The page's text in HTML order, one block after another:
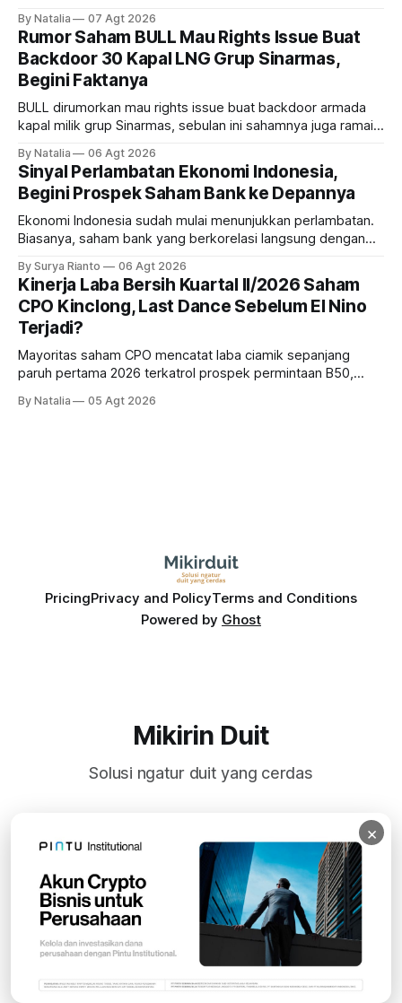
estate, ada siapa saja mereka?
By Natalia 07 Agt 2026
Rumor Saham BULL Mau Rights Issue Buat
Backdoor 30 Kapal LNG Grup Sinarmas,
Begini Faktanya
BULL dirumorkan mau rights issue buat backdoor armada
kapal milik grup Sinarmas, sebulan ini sahamnya juga ramai
masih menarik dilirik?
By Natalia 06 Agt 2026
Sinyal Perlambatan Ekonomi Indonesia,
Begini Prospek Saham Bank ke Depannya
Ekonomi Indonesia sudah mulai menunjukkan perlambatan.
Biasanya, saham bank yang berkorelasi langsung dengan
bank ke depannya?
By Surya Rianto 06 Agt 2026
Kinerja Laba Bersih Kuartal II/2026 Saham
CPO Kinclong, Last Dance Sebelum El Nino
Terjadi?
Mayoritas saham CPO mencatat laba ciamik sepanjang
paruh pertama 2026 terkatrol prospek permintaan B50,
diprediksi semakin terlihat mendekati 2027. Kira-kira gimana
By Natalia 05 Agt 2026
PricingPrivacy and PolicyTerms and Conditions
Powered by Ghost
Mikirin Duit
Solusi ngatur duit yang cerdas
Subscribe
×